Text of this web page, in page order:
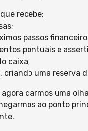
recebe;
passos
pontuais e
caixa;
criando uma reserva
darmos uma
ao ponto